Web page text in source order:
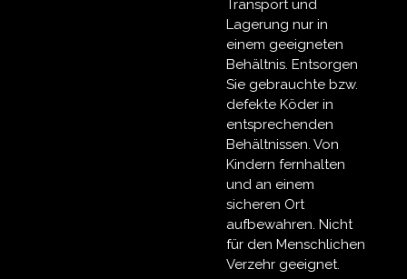
Transport und
Lagerung nur in
einem geeigneten
Behältnis. Entsorgen
Sie gebrauchte bzw.
defekte Köder in
entsprechenden
Behältnissen. Von
Kindern fernhalten
und an einem
sicheren Ort
aufbewahren. Nicht
für den Menschlichen
Verzehr geeignet.